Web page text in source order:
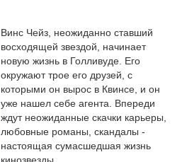
Винс Чейз, неожиданно ставший
восходящей звездой, начинает
новую жизнь в Голливуде. Его
окружают трое его друзей, с
которыми он вырос в Квинсе, и он
уже нашел себе агента. Впереди
ждут неожиданные скачки карьеры,
любовные романы, скандалы -
настоящая сумасшедшая жизнь